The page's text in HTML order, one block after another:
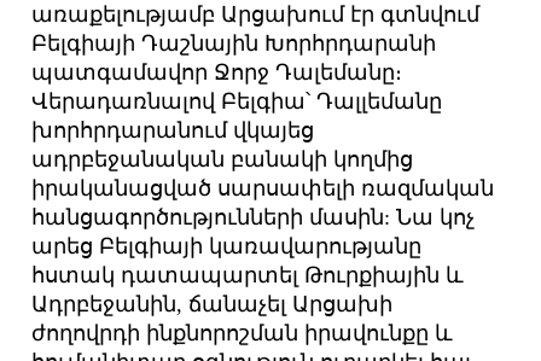
առաքելությամբ Արցախում էր գտնվում
Բելգիայի Դաշնային Խորհրդարանի
պատգամավոր Ջորջ Դալեմանը։
Վերադառնալով Բելգիա՝ Դալլեմանը
խորհրդարանում վկայեց
ադրբեջանական բանակի կողմից
իրականացված սարսափելի ռազմական
հանցագործությունների մասին: Նա կոչ
արեց Բելգիայի կառավարությանը
հստակ դատապարտել Թուրքիային և
Ադրբեջանին, ճանաչել Արցախի
ժողովրդի ինքնորոշման իրավունքը և